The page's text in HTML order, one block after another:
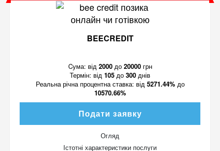
BEECREDIT
Cума: від 2000до 20000грн
Термін: від 105 до 300 днів
Реальна річна процентна ставка: від 5271.44%до
10570.66%
Подати заявку
Огляд
Істотні характеристики послуги